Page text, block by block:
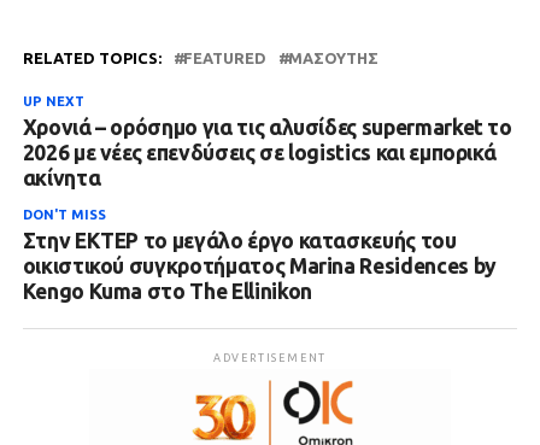
RELATED TOPICS: FEATURED ΜΑΣΟΎΤΗΣ
UP NEXT
Χρονιά – ορόσημο για τις αλυσίδες supermarket το
2026 με νέες επενδύσεις σε logistics και εμπορικά
ακίνητα
DON'T MISS
Στην ΕΚΤΕΡ το μεγάλο έργο κατασκευής του
οικιστικού συγκροτήματος Marina Residences by
Kengo Kuma στο The Ellinikon
ADVERTISEMENT